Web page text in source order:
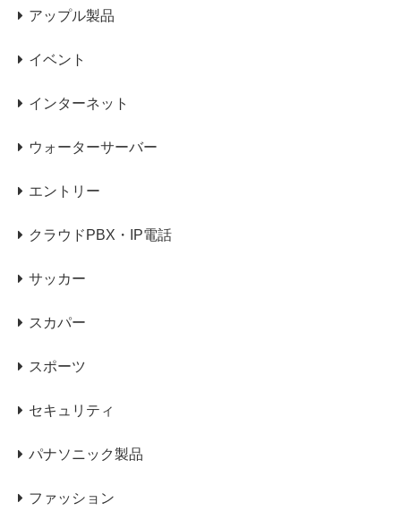
アップル製品
イベント
インターネット
ウォーターサーバー
エントリー
クラウドPBX・IP電話
サッカー
スカパー
スポーツ
セキュリティ
パナソニック製品
ファッション